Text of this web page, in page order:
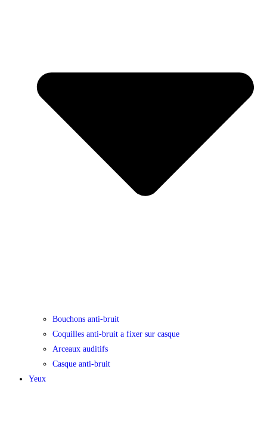
Bouchons anti-bruit
Coquilles anti-bruit a fixer sur casque
Arceaux auditifs
Casque anti-bruit
Yeux